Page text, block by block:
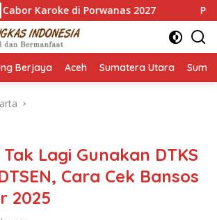
2027 Pimpin HKTI
Berjaya Aceh Sumatera Utara
Lagi Gunakan DTKS
Cara Cek Bansos
2025